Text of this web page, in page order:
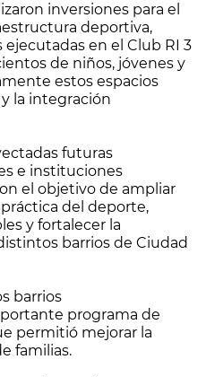
inversiones para el
deportiva,
en el Club RI 3
de niños, jóvenes y
estos espacios
la integración
futuras
e instituciones
el objetivo de ampliar
del deporte,
y fortalecer la
barrios de Ciudad
barrios
programa de
permitió mejorar la
familias.